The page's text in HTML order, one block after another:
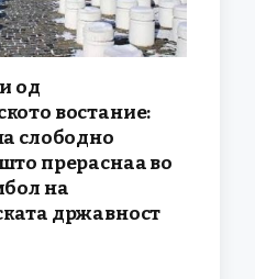
од
востание:
слободно
прераснаа во
на
државност